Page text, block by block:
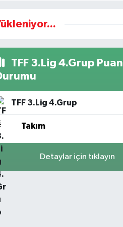
TFF 3.Lig 4.Grup Puan
TFF 3.Lig 4.Grup
Takım
Detaylar için tıklayın